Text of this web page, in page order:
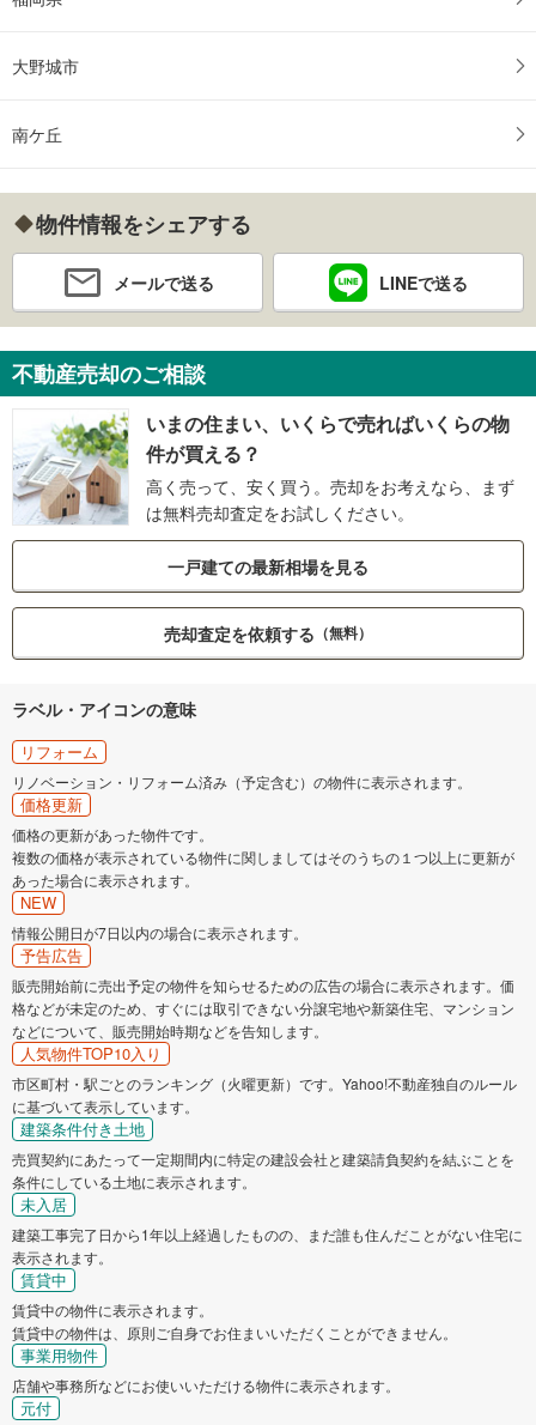
大野城市
南ケ丘
物件情報をシェアする
メールで送る LINEで送る
不動産売却のご相談
いまの住まい、いくらで売ればいくらの物
件が買える？
高く売って、安く買う。売却をお考えなら、まず
は無料売却査定をお試しください。
一戸建ての最新相場を見る
売却査定を依頼する （無料）
ラベル・アイコンの意味
リフォーム
リノベーション・リフォーム済み（予定含む）の物件に表示されます。
価格更新
価格の更新があった物件です。
複数の価格が表示されている物件に関しましてはそのうちの１つ以上に更新が
あった場合に表示されます。
NEW
情報公開日が7日以内の場合に表示されます。
予告広告
販売開始前に売出予定の物件を知らせるための広告の場合に表示されます。価
格などが未定のため、すぐには取引できない分譲宅地や新築住宅、マンション
などについて、販売開始時期などを告知します。
人気物件TOP10入り
市区町村・駅ごとのランキング（火曜更新）です。Yahoo!不動産独自のルール
に基づいて表示しています。
建築条件付き土地
売買契約にあたって一定期間内に特定の建設会社と建築請負契約を結ぶことを
条件にしている土地に表示されます。
未入居
建築工事完了日から1年以上経過したものの、まだ誰も住んだことがない住宅に
表示されます。
賃貸中
賃貸中の物件に表示されます。
賃貸中の物件は、原則ご自身でお住まいいただくことができません。
事業用物件
店舗や事務所などにお使いいただける物件に表示されます。
元付